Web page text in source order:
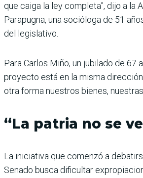
que caiga la ley completa”, dijo a la
Parapugna, una socióloga de 51
del legislativo.
Para Carlos Miño, un jubilado de 67
proyecto está en la misma
otra forma nuestros bienes,
“La patria no se
La iniciativa que comenzó a
Senado busca dificultar